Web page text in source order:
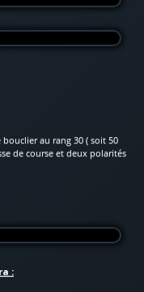
au rang 30 ( soit 50
de course et deux polarités
: